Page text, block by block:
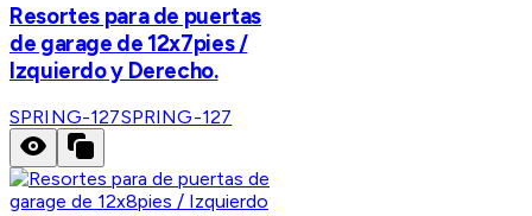
Resortes para de puertas
de garage de 12x7pies /
Izquierdo y Derecho.
SPRING-127SPRING-127